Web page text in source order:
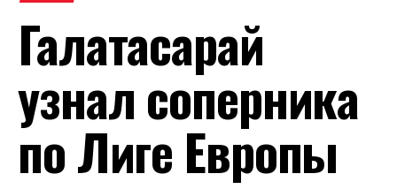
Галатасарай
узнал соперника
по Лиге Европы